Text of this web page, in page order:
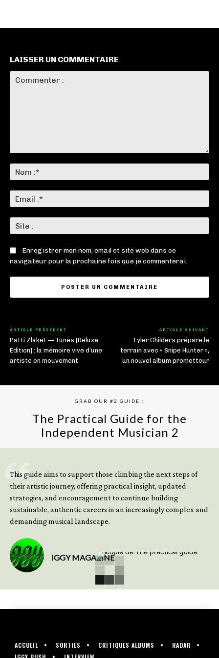
LAISSER UN COMMENTAIRE
:*
:*
:
Enregistrer mon nom, email et site web dans ce
navigateur pour la prochaine fois que je commenterai.
ARTICLE PRÉCÉDENT
Patti Zlaket — Tunes [Deluxe
Edition] : la mémoire vive d’une
artiste en mouvement
ARTICLE SUIVANT
Tyler Childers prépare le
terrain avec « Snipe Hunter »,
un nouvel album prometteur
GRAB OUR #2 GUIDE :
The Practical Guide for the
Independent Musician 2
This guide aims to support those climbing the next steps of
their artistic journey, offering practical insight, updated
strategies, and encouragement to continue building
sustainable, authentic careers in an increasingly complex and
demanding musical landscape.
IGGY MAGAZINE
ACCUEIL SORTIES CRITIQUES ALBUMS
RADAR